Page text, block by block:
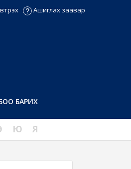
Ашиглах заавар
БАРИХ
Ю Я